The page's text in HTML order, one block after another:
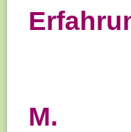
M.